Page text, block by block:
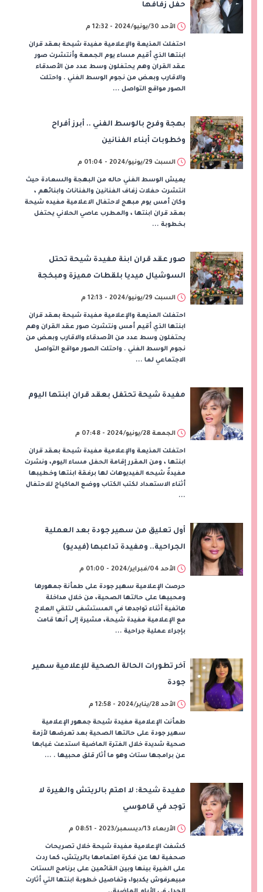
حفل زفافها
الأحد 30/يونيو/2024 - 12:32 م
احتفلت المذيعة والإعلامية مفيدة شيحة بعقد قران
ابنتها الذي أقيم مساء يوم الجمعة وأنتشرت صور
عقد القران وهم يحتفلون وسط عدد من الأصدقاء
والاقارب وبعض من نجوم الوسط الفني . واحتلت
الصور مواقع التواصل ...
بهجة وفرح بالوسط الفني .. أبرز أفراح
وخطوبات أبناء الفنانين
السبت 29/يونيو/2024 - 01:04 م
يعيش الوسط الفني حاله من البهجة والسعادة حيث
انتشرت حفلات زفاف الفنانين والفنانات وابنائهم ،
وكان أمس يوم مبهج لاحتفال الاعلامية مفيده شيحة
بعقد قران ابنتها ، والمطرب عاصي الحلاني يحتفل
بخطوبة ...
صور عقد قران ابنة مفيدة شيحة تحتل
السوشيال ميديا بلقطات مميزة ومبخجة
السبت 29/يونيو/2024 - 12:13 م
احتفلت المذيعة والإعلامية مفيدة شيحة بعقد قران
ابنتها الذي أقيم أمس ونتشرت صور عقد القران وهم
يحتفلون وسط عدد من الأصدقاء والاقارب وبعض من
نجوم الوسط الفني . واحتلت الصور مواقع التواصل
الاجتماعي لما ...
مفيدة شيحة تحتفل بعقد قران ابنتها اليوم
الجمعة 28/يونيو/2024 - 07:48 م
احتفلت المذيعة والإعلامية مفيدة شيحة بعقد قران
ابنتها ، ومن المقرر إقامة الحفل مساء اليوم، ونشرت
مفيدةً شيحه الفيديوهات لها برفقة ابنتها وخطيبها
أثناء الاستعداد لكتب الكتاب ووضع الماكياج للاحتفال
...
أول تعليق من سهير جودة بعد العملية
الجراحية.. ومفيدة تداعبها (فيديو)
الأحد 04/فبراير/2024 - 01:00 م
حرصت الإعلامية سهير جودة على طمأنة جمهورها
ومحبيها على حالتها الصحية، من خلال مداخلة
هاتفية أثناء تواجدها في المستشفى لتلقي العلاج
مع الإعلامية مفيدة شيحة، مشيرة إلى أنها قامت
بإجراء عملية جراحية ...
آخر تطورات الحالة الصحية للإعلامية سهير
جودة
الأحد 28/يناير/2024 - 12:58 م
طمأنت الإعلامية مفيدة شيحة جمهور الإعلامية
سهير جودة على حالتها الصحية بعد تعرضها لأزمة
صحية شديدة خلال الفترة الماضية استدعت غيابها
عن برامجها ستات وهو ما أثار قلق محبيها . ...
مفيدة شيحة: لا اهتم بالريتش والغيرة لا
توجد في قاموسي
الأربعاء 13/ديسمبر/2023 - 08:51 م
كشفت الإعلامية مفيدة شيحة خلال تصريحات
صحفية لها عن فكرة اهتمامها بالريتش، كما ردت
على الغيرة بينها وبين القائمين على برنامج الستات
مبيعرفوش يكدبوا، وتفاصيل خطوبة ابنتها التي أثارت